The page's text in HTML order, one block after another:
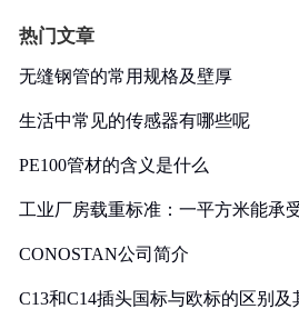
热门文章
无缝钢管的常用规格及壁厚
生活中常见的传感器有哪些呢
PE100管材的含义是什么
工业厂房载重标准：一平方米能承
CONOSTAN公司简介
C13和C14插头国标与欧标的区别及